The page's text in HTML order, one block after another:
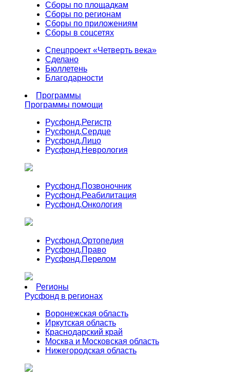
Сборы по площадкам
Сборы по регионам
Сборы по приложениям
Сборы в соцсетях
Спецпроект «Четверть века»
Сделано
Бюллетень
Благодарности
Программы
Программы помощи
Русфонд.Регистр
Русфонд.Сердце
Русфонд.Лицо
Русфонд.Неврология
Русфонд.Позвоночник
Русфонд.Реабилитация
Русфонд.Онкология
Русфонд.Ортопедия
Русфонд.Право
Русфонд.Перелом
Регионы
Русфонд в регионах
Воронежская область
Иркутская область
Краснодарский край
Москва и Московская область
Нижегородская область